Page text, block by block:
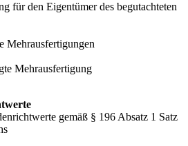
für den Eigentümer des begutachteten
Mehrausfertigungen
Mehrausfertigung
gemäß § 196 Absatz 1 Satz